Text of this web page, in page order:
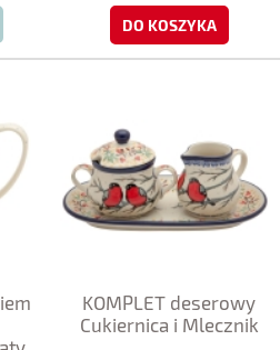
DO KOSZYKA
KOMPLET deserowy
Cukiernica i Mlecznik